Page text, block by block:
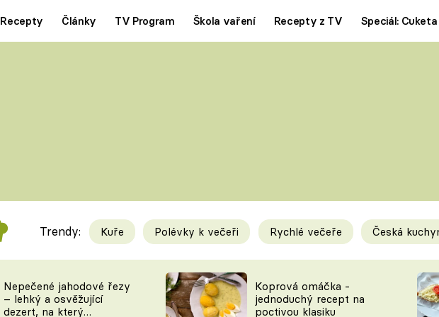
Recepty Články TV Program Škola vaření Recepty z TV Speciál: Cuketa
Videorecepty
TEĎ VAŘÍ ŠÉF!
Tipy a triky
KAM ZA JÍDLEM
Trendy: Kuře Polévky k večeři Rychlé večeře Česká
Nepečené jahodové řezy
– lehký a osvěžující
dezert, na který
Koprová omáčka -
jednoduchý recept na
poctivou klasiku